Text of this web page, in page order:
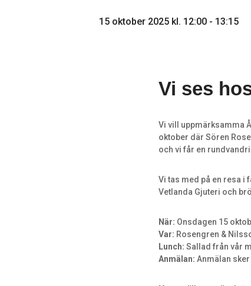
15 oktober 2025 kl. 12:00 - 13:15
Vi ses
Vi vill uppmärksamma
oktober där Sören
och vi får en
Vi tas med på en resa
Vetlanda Gjuteri och
När: Onsdagen 15
Var: Rosengren &
Lunch: Sallad från vår
Anmälan: Anmälan